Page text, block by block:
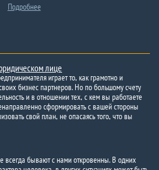
Подробнее
лице
играет то, как грамотно и
бизнес партнеров. Но по большому счету
и в отношении тех, с кем вы работаете
сформировать с вашей стороны
свой план, не опасаясь того, что вы
бывают с нами откровенны. В одних